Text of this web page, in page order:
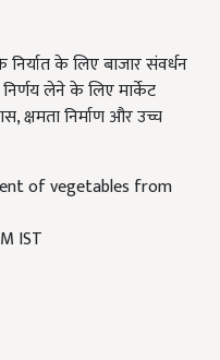
निर्यात के लिए बाजार संवर्धन
लेने के लिए मार्केट
क्षमता निर्माण और उच्च
of vegetables from
IST